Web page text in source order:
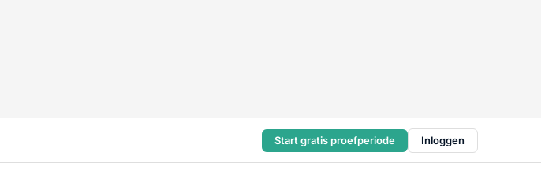
Start gratis proefperiode Inloggen